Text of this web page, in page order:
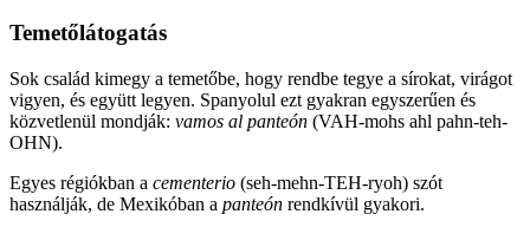
Temetőlátogatás
Sok család kimegy a temetőbe, hogy rendbe tegye a sírokat, virágot
vigyen, és együtt legyen. Spanyolul ezt gyakran egyszerűen és
közvetlenül mondják: vamos al panteón (VAH-mohs ahl pahn-teh-
OHN).
Egyes régiókban a cementerio (seh-mehn-TEH-ryoh) szót
használják, de Mexikóban a panteón rendkívül gyakori.